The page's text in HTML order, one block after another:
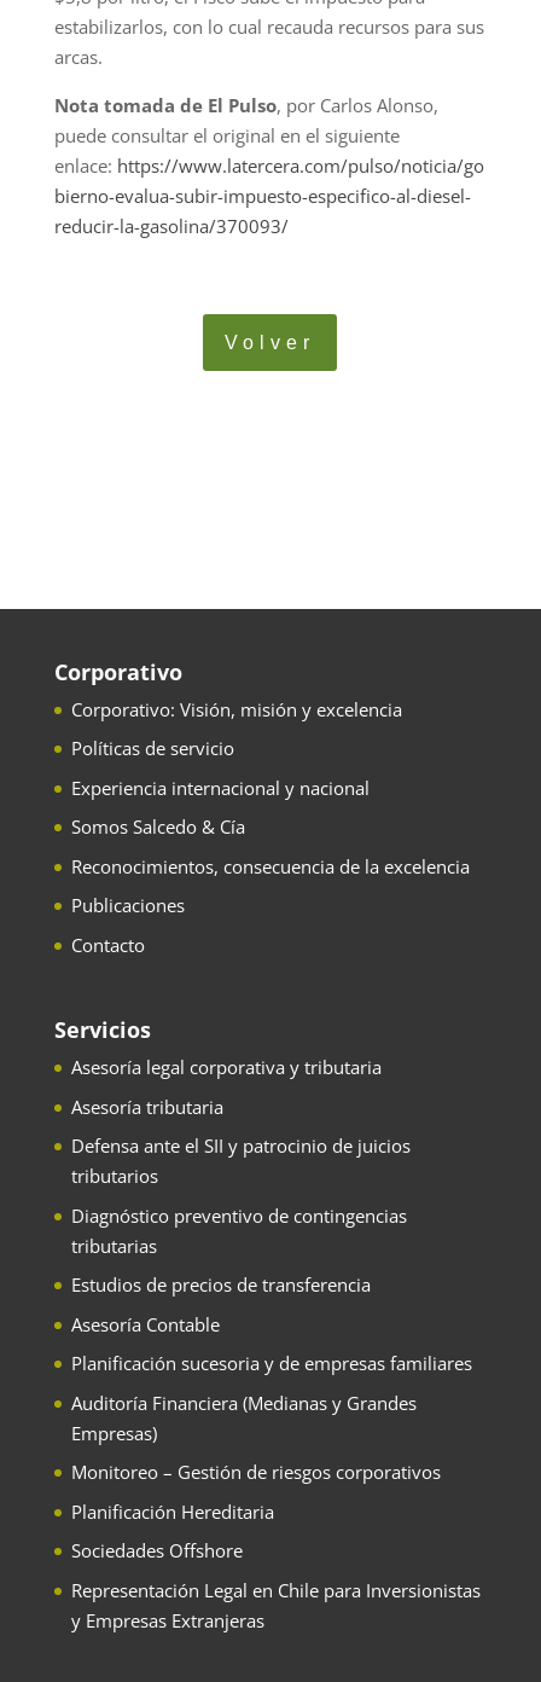
estabilizarlos, con lo cual recauda recursos para sus
arcas.
Nota tomada de El Pulso, por Carlos Alonso,
puede consultar el original en el siguiente
enlace: https://www.latercera.com/pulso/noticia/go
bierno-evalua-subir-impuesto-especifico-al-diesel-
reducir-la-gasolina/370093/
Volver
Corporativo
Corporativo: Visión, misión y excelencia
Políticas de servicio
Experiencia internacional y nacional
Somos Salcedo & Cía
Reconocimientos, consecuencia de la excelencia
Publicaciones
Contacto
Servicios
Asesoría legal corporativa y tributaria
Asesoría tributaria
Defensa ante el SII y patrocinio de juicios
tributarios
Diagnóstico preventivo de contingencias
tributarias
Estudios de precios de transferencia
Asesoría Contable
Planificación sucesoria y de empresas familiares
Auditoría Financiera (Medianas y Grandes
Empresas)
Monitoreo – Gestión de riesgos corporativos
Planificación Hereditaria
Sociedades Offshore
Representación Legal en Chile para Inversionistas
y Empresas Extranjeras